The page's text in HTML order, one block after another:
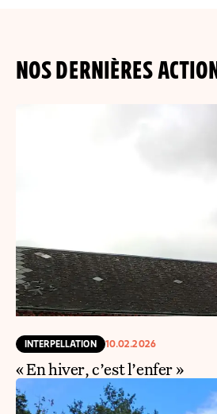
NOS DERNIÈRES
INTERPELLATION 10.02.2026
« En hiver, c’est l’enfer »